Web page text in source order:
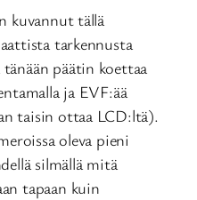
kuvannut tällä
tarkennusta
päätin koettaa
ja EVF:ää
taisin ottaa LCD:ltä).
oleva pieni
silmällä mitä
tapaan kuin